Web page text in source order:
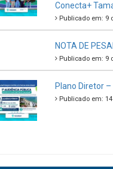
Conecta+
Publicado em: 9
NOTA DE
Publicado em: 9
Plano Diretor –
Publicado em: